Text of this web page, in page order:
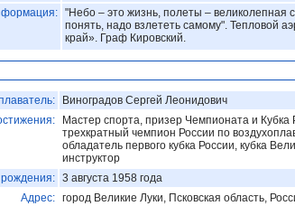
"Небо – это жизнь, полеты – великолепная
понять, надо взлететь самому". Тепловой
край». Граф Кировский.
Виноградов Сергей Леонидович
Мастер спорта, призер Чемпионата и Кубка
трехкратный чемпион России по
обладатель первого кубка России, кубка
инструктор
3 августа 1958 года
Адрес: город Великие Луки, Псковская область,